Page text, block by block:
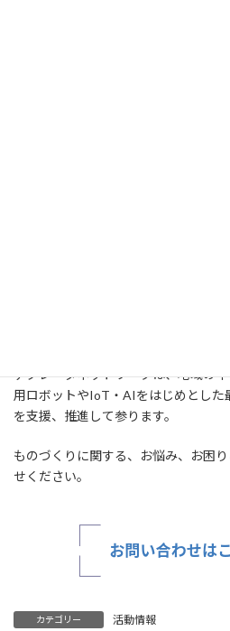
テグレータネットワークは、地域の
用ロボットやIoT・AIをはじめとした
を支援、推進して参ります。
ものづくりに関する、お悩み、お困
せください。
カテゴリー 活動情報